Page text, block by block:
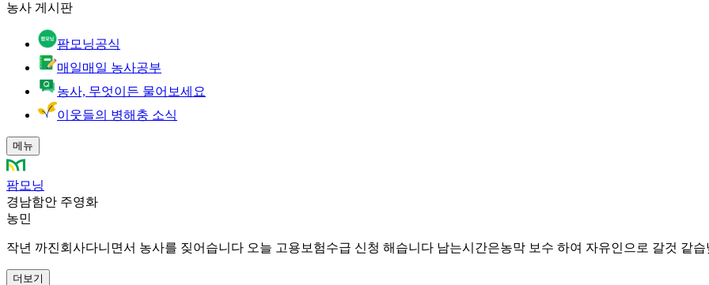
농사 게시판
팜모닝공식
매일매일 농사공부
농사, 무엇이든 물어보세요
이웃들의 병해충 소식
메뉴
팜모닝
경남함안 주영화
농민
작년 까진회사다니면서 농사를 짖어습니다 오늘 고용보험수급 신청 해습니다 남는시간은농막 보수 하여 자유인으로 갈것 같습
더보기